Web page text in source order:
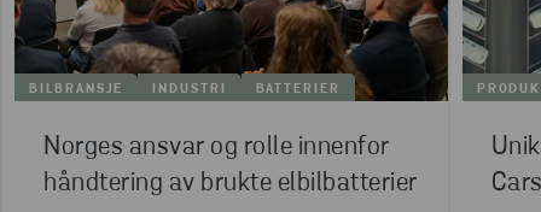
BILBRANSJE INDUSTRI BATTERIER
Norges ansvar og rolle innenfor
håndtering av brukte elbilbatterier